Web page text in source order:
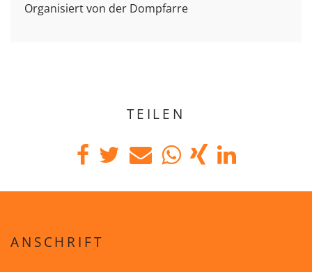
Organisiert von der Dompfarre
TEILEN
ANSCHRIFT